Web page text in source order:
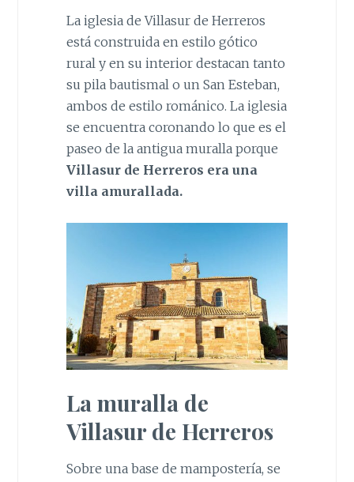
La iglesia de Villasur de Herreros
está construida en estilo gótico
rural y en su interior destacan tanto
su pila bautismal o un San Esteban,
ambos de estilo románico. La iglesia
se encuentra coronando lo que es el
paseo de la antigua muralla porque
Villasur de Herreros era una
villa amurallada.
La muralla de
Villasur de Herreros
Sobre una base de mampostería, se